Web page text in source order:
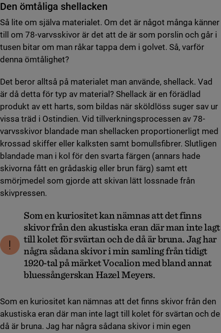
Den ömtåliga shellacken
Så lite om själva materialet. Om det är något många känner
till om 78-varvsskivor är det att de är som porslin och går i
tusen bitar om man råkar tappa dem i golvet. Så, varför
denna ömtålighet?
Det beror alltså på materialet man använde, shellack. Vad
är då detta för typ av material? Shellack är en förädlad
produkt av ett harts, som bildas när sköldlöss suger sav ur
vissa träd i Ostindien. Vid tillverkningsprocessen av 78-
varvsskivor blandade man shellacken proportionerligt med
krossad skiffer eller kalksten samt bomullsfibrer. Slutligen
blandade man i kol för den svarta färgen (annars hade
skivorna fått en grådaskig eller brun färg) samt ett
smörjmedel som gjorde att skivan lätt lossnade från
skivpressen.
Som en kuriositet kan nämnas att det finns
skivor från den akustiska eran där man inte lagt
till kolet för svärtan och de då är bruna. Jag har
några sådana skivor i min samling från tidigt
1920-tal på märket Vocalion med bland annat
bluessångerskan Hazel Meyers.
Som en kuriositet kan nämnas att det finns skivor från den
akustiska eran där man inte lagt till kolet för svärtan och de
då är bruna. Jag har några sådana skivor i min egen